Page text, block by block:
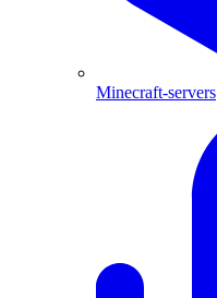
Minecraft-servers